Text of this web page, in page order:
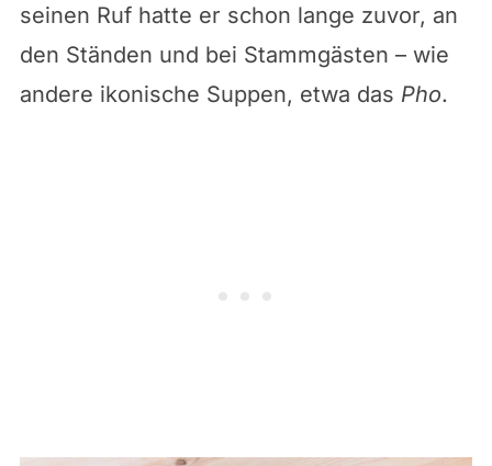
seinen Ruf hatte er schon lange zuvor, an
den Ständen und bei Stammgästen – wie
andere ikonische Suppen, etwa das Pho.